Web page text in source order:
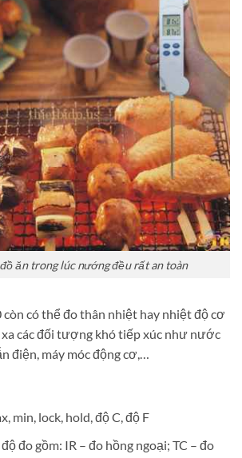
ăn trong lúc nướng đều rất an toàn
còn có thể đo thân nhiệt hay nhiệt độ cơ
các đối tượng khó tiếp xúc như nước
điện, máy móc động cơ,…
min, lock, hold, độ C, độ F
đo gồm: IR – đo hồng ngoại; TC – đo